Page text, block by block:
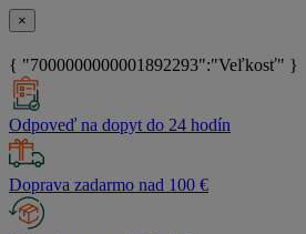
×
{ "7000000000001892293":"Veľkosť" }
Odpoveď na dopyt do 24 hodín
Doprava zadarmo nad 100 €